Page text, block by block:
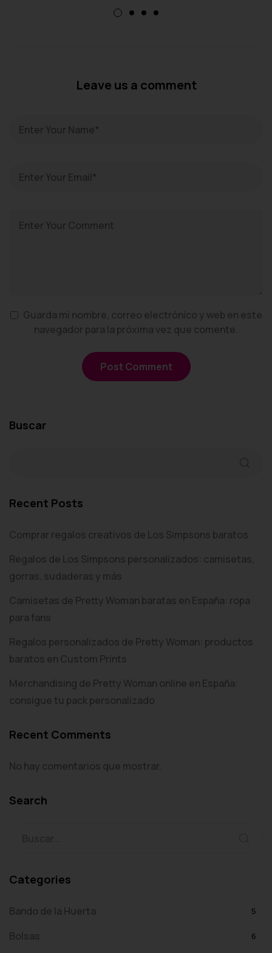
Leave us a comment
Guarda mi nombre, correo electrónico y web en este
navegador para la próxima vez que comente.
Buscar
Recent Posts
Comprar regalos creativos de Los Simpsons baratos
Regalos de Los Simpsons personalizados: camisetas,
gorras, sudaderas y más
Camisetas de Pretty Woman baratas en España: ropa
para fans
Regalos personalizados de Pretty Woman: productos
baratos en Custom Prints
Merchandising de Pretty Woman online en España:
consigue tu pack personalizado
Recent Comments
No hay comentarios que mostrar.
Search
Categories
Bando de la Huerta 5
Bolsas 6